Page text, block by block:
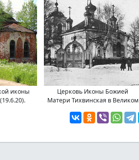
иконы
Церковь Иконы Божией
Матери Тихвинская в Великом